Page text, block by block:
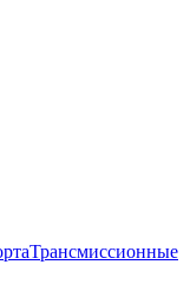
Трансмиссионные